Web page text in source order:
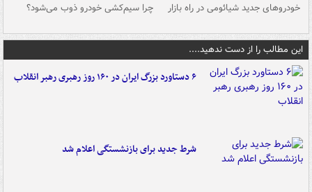
خودروهای جدید شیائومی در راه بازار چرا سیم‌کشی خودرو ذوب می‌شود؟
این مطالب را از دست ندهید....
۶ دستاورد بزرگ ایران در ۱۶۰ روز رهبری رهبر انقلاب
شرط جدید برای بازنشستگی اعلام شد